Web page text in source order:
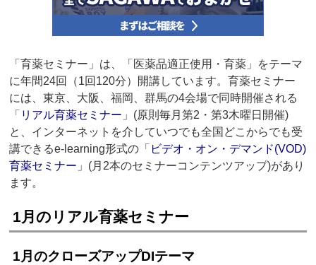
「育薬セミナー」は、「医薬品適正使用・育薬」をテーマ
に年間24回（1回120分）開講しています。育薬セミナー
には、東京、大阪、福岡、群馬の4会場で同時開催される
「 リアル育薬セミナー 」(原則毎月第2・第3木曜日開催)
と、インターネットを介していつでも全国どこからでも受
講できるe-learning形式の「 ビデオ・オン・デマンド(VOD)
育薬セミナー 」(月2本のセミナーコンテンツアップ)があり
ます。
1月のリアル育薬セミナー
1月のクローズアップDIテーマ